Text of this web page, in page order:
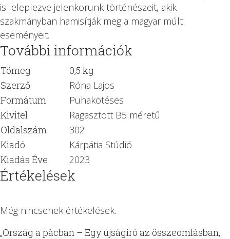
is leleplezve jelenkorunk történészeit, akik
szakmányban hamisítják meg a magyar múlt
eseményeit.
További információk
Tömeg
0,5 kg
Szerző
Róna Lajos
Formátum
Puhakötéses
Kivitel
Ragasztott B5 méretű
Oldalszám
302
Kiadó
Kárpátia Stúdió
Kiadás Éve
2023
Értékelések
Még nincsenek értékelések.
„Ország a pácban – Egy újságíró az összeomlásban,